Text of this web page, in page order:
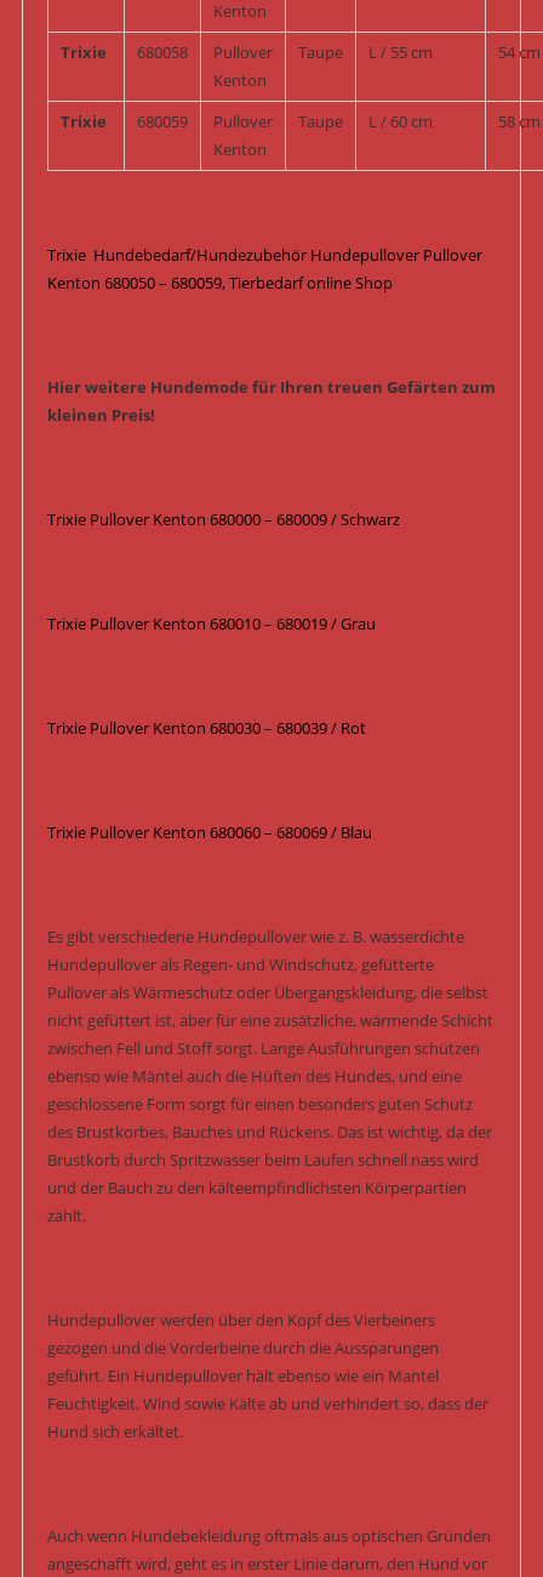
Kenton
Trixie
680058
Pullover
Kenton
Taupe L / 55 cm 54 cm
Trixie 680059
Pullover
Kenton
Taupe L / 60 cm 58 cm
Trixie Hundebedarf/Hundezubehör Hundepullover Pullover
Kenton 680050 – 680059, Tierbedarf online Shop
Hier weitere Hundemode für Ihren treuen Gefärten zum
kleinen Preis!
Trixie Pullover Kenton 680000 – 680009 / Schwarz
Trixie Pullover Kenton 680010 – 680019 / Grau
Trixie Pullover Kenton 680030 – 680039 / Rot
Trixie Pullover Kenton 680060 – 680069 / Blau
Es gibt verschiedene Hundepullover wie z. B. wasserdichte
Hundepullover als Regen- und Windschutz, gefütterte
Pullover als Wärmeschutz oder Übergangskleidung, die selbst
nicht gefüttert ist, aber für eine zusätzliche, wärmende Schicht
zwischen Fell und Stoff sorgt. Lange Ausführungen schützen
ebenso wie Mäntel auch die Hüften des Hundes, und eine
geschlossene Form sorgt für einen besonders guten Schutz
des Brustkorbes, Bauches und Rückens. Das ist wichtig, da der
Brustkorb durch Spritzwasser beim Laufen schnell nass wird
und der Bauch zu den kälteempfindlichsten Körperpartien
zählt.
Hundepullover werden über den Kopf des Vierbeiners
gezogen und die Vorderbeine durch die Aussparungen
geführt. Ein Hundepullover hält ebenso wie ein Mantel
Feuchtigkeit, Wind sowie Kälte ab und verhindert so, dass der
Hund sich erkältet.
Auch wenn Hundebekleidung oftmals aus optischen Gründen
angeschafft wird, geht es in erster Linie darum, den Hund vor